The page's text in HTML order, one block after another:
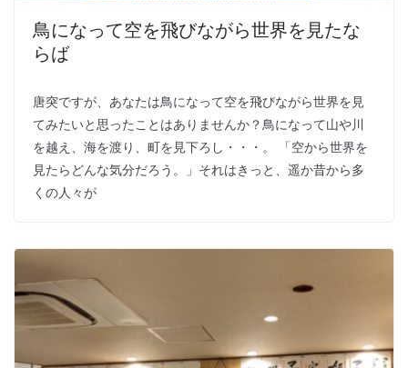
鳥になって空を飛びながら世界を見たな
らば
唐突ですが、あなたは鳥になって空を飛びながら世界を見
てみたいと思ったことはありませんか？鳥になって山や川
を越え、海を渡り、町を見下ろし・・・。 「空から世界を
見たらどんな気分だろう。」それはきっと、遥か昔から多
くの人々が